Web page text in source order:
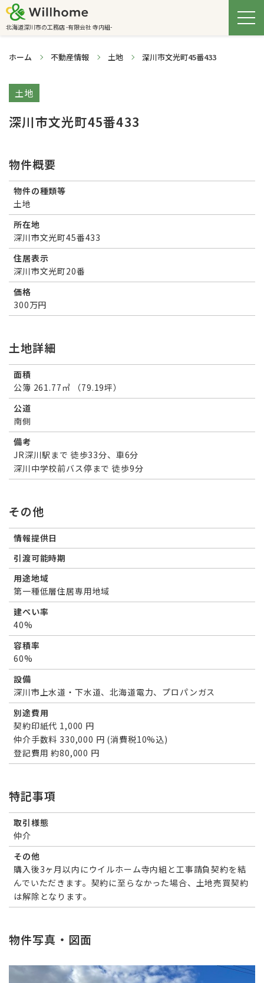
北海道深川市の工務店 -有限会社 寺内組-
ホーム 不動産情報 土地 深川市文光町45番433
土地
深川市文光町45番433
物件概要
物件の種類等
土地
所在地
深川市文光町45番433
住居表示
深川市文光町20番
価格
300万円
土地詳細
面積
公簿 261.77㎡ （79.19坪）
公道
南側
備考
JR深川駅まで 徒歩33分、車6分
深川中学校前バス停まで 徒歩9分
その他
情報提供日
引渡可能時期
用途地域
第一種低層住居専用地域
建ぺい率
40%
容積率
60%
設備
深川市上水道・下水道、北海道電力、プロパンガス
別途費用
契約印紙代 1,000 円
仲介手数料 330,000 円 (消費税10%込)
登記費用 約80,000 円
特記事項
取引様態
仲介
その他
購入後3ヶ月以内にウイルホーム寺内組と工事請負契約を結
んでいただきます。契約に至らなかった場合、土地売買契約
は解除となります。
物件写真・図面